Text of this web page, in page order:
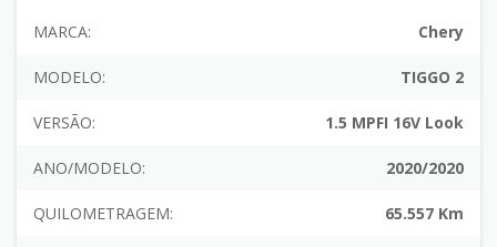
MARCA: Chery
MODELO: TIGGO 2
VERSÃO: 1.5 MPFI 16V Look
ANO/MODELO: 2020/2020
QUILOMETRAGEM: 65.557 Km